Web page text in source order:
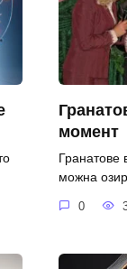
момент
Гранатове
можна
0